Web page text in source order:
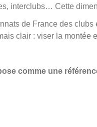
interclubs… Cette
de France des
clair : viser la
comme une